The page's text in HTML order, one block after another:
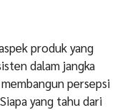
produk yang
dalam jangka
persepsi
yang tahu dari